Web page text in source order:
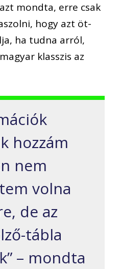
mondta, erre csak
hogy azt öt-
ha tudna arról,
klasszis az
hozzám
nem
volna
de az
tábla
– mondta